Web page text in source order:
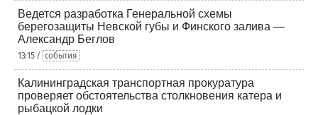
Ведется разработка Генеральной схемы
берегозащиты Невской губы и Финского залива —
Александр Беглов
13:15 / события
Калининградская транспортная прокуратура
проверяет обстоятельства столкновения катера и
рыбацкой лодки